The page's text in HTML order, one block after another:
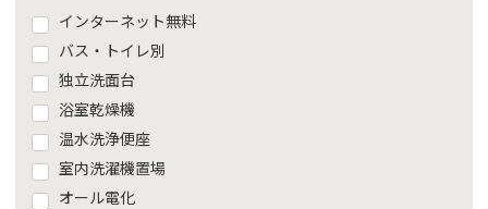
インターネット無料
バス・トイレ別
独立洗面台
浴室乾燥機
温水洗浄便座
室内洗濯機置場
オール電化